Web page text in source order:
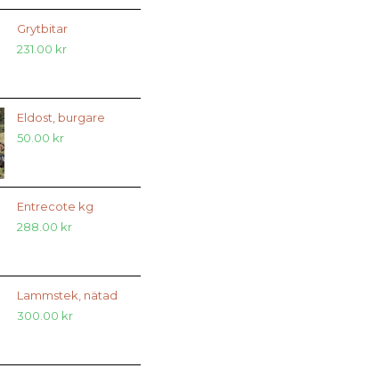
Grytbitar
231.00 kr
Eldost, burgare
50.00 kr
Entrecote kg
288.00 kr
Lammstek, nätad
300.00 kr